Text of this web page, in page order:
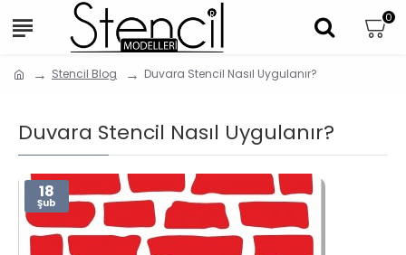
0
Stencil Blog Duvara Stencil Nasıl Uygulanır?
Duvara Stencil Nasıl Uygulanır?
18
Şub